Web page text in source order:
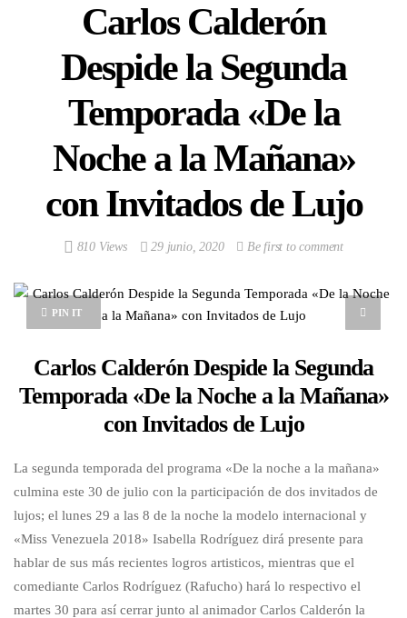
Carlos Calderón
Despide la Segunda
Temporada «De la
Noche a la Mañana»
con Invitados de Lujo
810 Views 29 junio, 2020 Be first to comment
PIN IT
Carlos Calderón Despide la Segunda
Temporada «De la Noche a la Mañana»
con Invitados de Lujo
La segunda temporada del programa «De la noche a la mañana»
culmina este 30 de julio con la participación de dos invitados de
lujos; el lunes 29 a las 8 de la noche la modelo internacional y
«Miss Venezuela 2018» Isabella Rodríguez dirá presente para
hablar de sus más recientes logros artisticos, mientras que el
comediante Carlos Rodríguez (Rafucho) hará lo respectivo el
martes 30 para así cerrar junto al animador Carlos Calderón la